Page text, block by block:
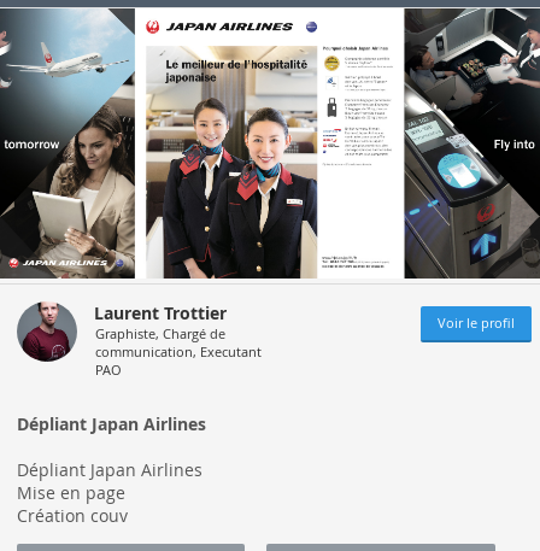
Laurent Trottier
Graphiste, Chargé de
communication, Executant
PAO
Voir le profil
Dépliant Japan Airlines
Dépliant Japan Airlines
Mise en page
Création couv